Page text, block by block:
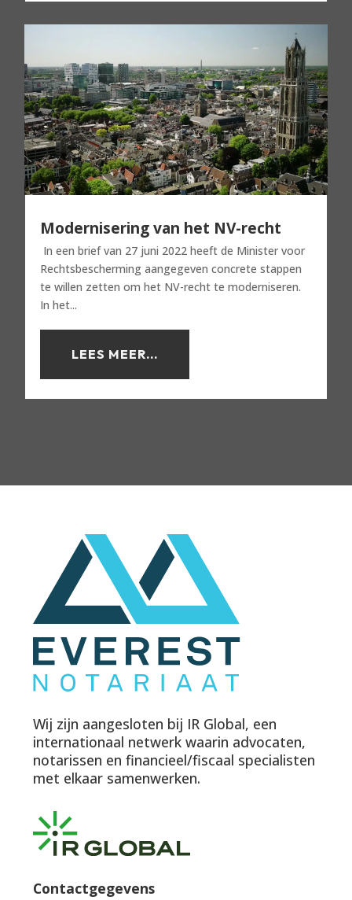
Modernisering van het NV-recht
In een brief van 27 juni 2022 heeft de Minister voor
Rechtsbescherming aangegeven concrete stappen
te willen zetten om het NV-recht te moderniseren.
In het...
LEES MEER...
Wij zijn aangesloten bij IR Global, een
internationaal netwerk waarin advocaten,
notarissen en financieel/fiscaal specialisten
met elkaar samenwerken.
Contactgegevens